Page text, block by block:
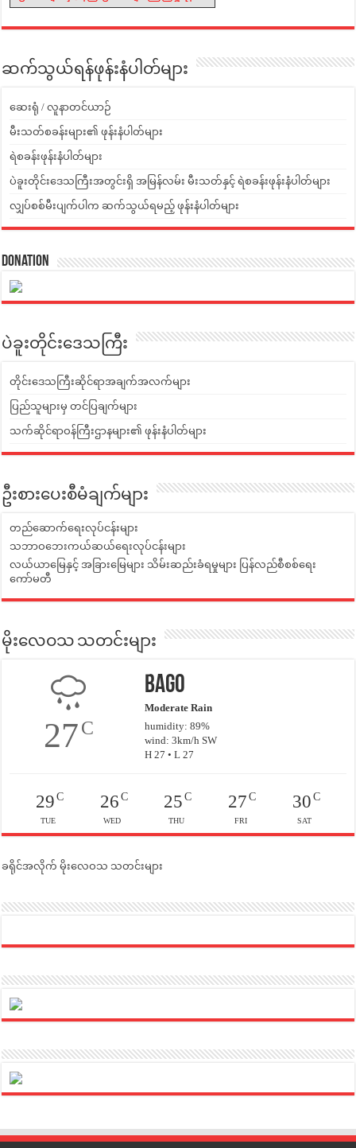
ဆက်သွယ်ရန်ဖုန်းနံပါတ်များ
ဆေးရုံ / လူနာတင်ယာဉ်
မီးသတ်စခန်းများ၏ ဖုန်းနံပါတ်များ
ရဲစခန်းဖုန်းနံပါတ်များ
ပဲခူးတိုင်းဒေသကြီးအတွင်းရှိ အမြန်လမ်း မီးသတ်နှင့် ရဲစခန်းဖုန်းနံပါတ်များ
လျှပ်စစ်မီးပျက်ပါက ဆက်သွယ်ရမည့် ဖုန်းနံပါတ်များ
Donation
ပဲခူးတိုင်းဒေသကြီး
တိုင်းဒေသကြီးဆိုင်ရာအချက်အလက်များ
ပြည်သူများမှ တင်ပြချက်များ
သက်ဆိုင်ရာဝန်ကြီးဌာနများ၏ ဖုန်းနံပါတ်များ
ဦးစားပေးစီမံချက်များ
တည်ဆောက်ရေးလုပ်ငန်းများ
သဘာဝဘေးကယ်ဆယ်ရေးလုပ်ငန်းများ
လယ်ယာမြေနှင့် အခြားမြေများ သိမ်းဆည်းခံရမှုများ ပြန်လည်စီစစ်ရေး
ကော်မတီ
မိုးလေဝသ သတင်းများ
27C
Bago
Moderate Rain
humidity: 89%
wind: 3km/h SW
H 27 • L 27
29C
TUE
26C
WED
25 C
THU
27C
FRI
30C
SAT
ခရိုင်အလိုက် မိုးလေဝသ သတင်းများ